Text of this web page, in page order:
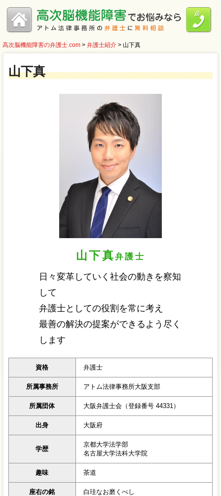
高次脳機能障害の弁護士.com > 弁護士紹介 > 山下真
山下真
山下真弁護士
日々変革していく社会の動きを察知
して
弁護士としての役割を常に考え
最善の解決の提案ができるよう尽く
します
資格 弁護士
所属事務所 アトム法律事務所大阪支部
所属団体 大阪弁護士会（登録番号 44331）
出身 大阪府
学歴
京都大学法学部
名古屋大学法科大学院
趣味 茶道
座右の銘 白珪なお磨くべし